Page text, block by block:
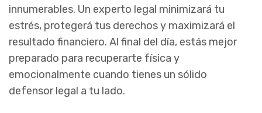
innumerables. Un experto legal minimizará tu
estrés, protegerá tus derechos y maximizará el
resultado financiero. Al final del día, estás mejor
preparado para recuperarte física y
emocionalmente cuando tienes un sólido
defensor legal a tu lado.